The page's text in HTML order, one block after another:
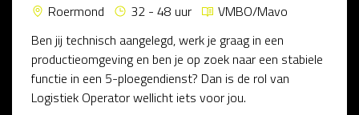
Roermond 32 - 48 uur
VMBO/Mavo
Ben jij technisch aangelegd, werk je graag in een
productieomgeving en ben je op zoek naar een stabiele
functie in een 5-ploegendienst? Dan is de rol van
Logistiek Operator wellicht iets voor jou.